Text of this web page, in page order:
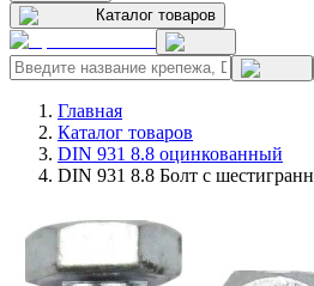
Каталог товаров
Главная
Каталог товаров
DIN 931 8.8 оцинкованный
DIN 931 8.8 Болт с